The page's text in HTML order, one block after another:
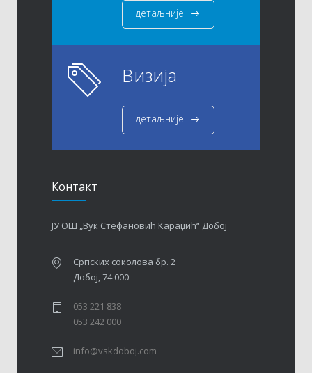
детаљније
Визија
детаљније
Контакт
ЈУ ОШ „Вук Стефановић Караџић“ Добој
Српских соколова бр. 2
Добој, 74 000
053 221 838
053 242 000
info@vskdoboj.com